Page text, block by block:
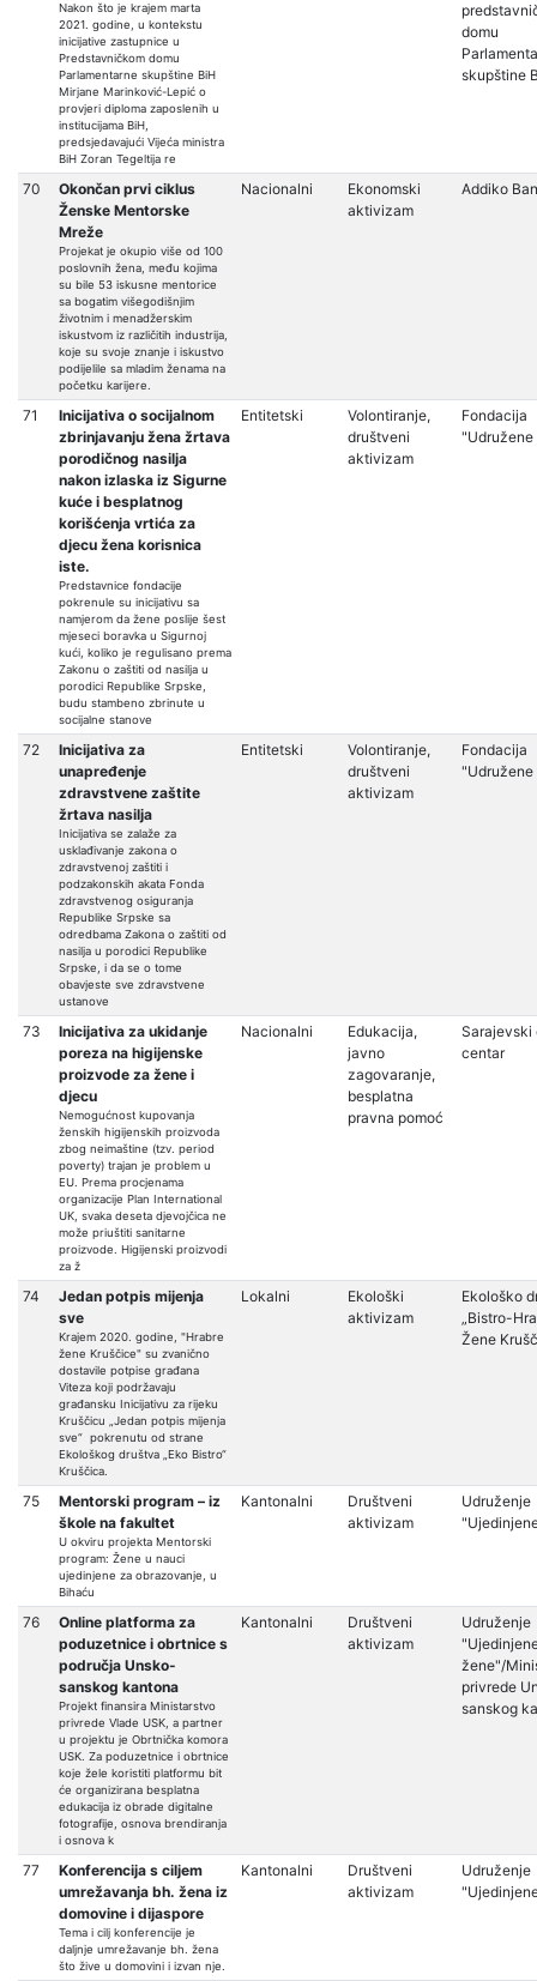
Nakon što je krajem marta
2021. godine, u kontekstu
inicijative zastupnice u
Predstavničkom domu
Parlamentarne skupštine BiH
Mirjane Marinković-Lepić o
provjeri diploma zaposlenih u
institucijama BiH,
predsjedavajući Vijeća ministra
BiH Zoran Tegeltija re
domu
skupštine
70
Okončan prvi ciklus
Ženske Mentorske
Mreže
Projekat je okupio više od 100
poslovnih žena, među kojima
su bile 53 iskusne mentorice
sa bogatim višegodišnjim
životnim i menadžerskim
iskustvom iz različitih industrija,
koje su svoje znanje i iskustvo
podijelile sa mladim ženama na
početku karijere.
Nacionalni
Ekonomski
aktivizam
Addiko
71
Inicijativa o socijalnom
zbrinjavanju žena žrtava
porodičnog nasilja
nakon izlaska iz Sigurne
kuće i besplatnog
korišćenja vrtića za
djecu žena korisnica
iste.
Predstavnice fondacije
pokrenule su inicijativu sa
namjerom da žene poslije šest
mjeseci boravka u Sigurnoj
kući, koliko je regulisano prema
Zakonu o zaštiti od nasilja u
porodici Republike Srpske,
budu stambeno zbrinute u
socijalne stanove
Entitetski
Volontiranje,
društveni
aktivizam
Fondacija
72
Inicijativa za
unapređenje
zdravstvene zaštite
žrtava nasilja
Inicijativa se zalaže za
usklađivanje zakona o
zdravstvenoj zaštiti i
podzakonskih akata Fonda
zdravstvenog osiguranja
Republike Srpske sa
odredbama Zakona o zaštiti od
nasilja u porodici Republike
Srpske, i da se o tome
obavjeste sve zdravstvene
ustanove
Entitetski
Volontiranje,
društveni
aktivizam
Fondacija
73
Inicijativa za ukidanje
poreza na higijenske
proizvode za žene i
djecu
Nemogućnost kupovanja
ženskih higijenskih proizvoda
zbog neimaštine (tzv. period
poverty) trajan je problem u
EU. Prema procjenama
organizacije Plan International
UK, svaka deseta djevojčica ne
može priuštiti sanitarne
proizvode. Higijenski proizvodi
za ž
Nacionalni
Edukacija,
javno
zagovaranje,
besplatna
pravna pomoć
Sarajevski
centar
74
Jedan potpis mijenja
sve
Krajem 2020. godine, "Hrabre
žene Kruščice" su zvanično
dostavile potpise građana
Viteza koji podržavaju
građansku Inicijativu za rijeku
Kruščicu „Jedan potpis mijenja
sve“ pokrenutu od strane
Ekološkog društva „Eko Bistro“
Kruščica.
Lokalni
Ekološki
aktivizam
Ekološko
„Bistro-
Žene
75
Mentorski program – iz
škole na fakultet
U okviru projekta Mentorski
program: Žene u nauci
ujedinjene za obrazovanje, u
Bihaću
Kantonalni
Društveni
aktivizam
Udruženje
76
Online platforma za
poduzetnice i obrtnice s
područja Unsko-
sanskog kantona
Projekt finansira Ministarstvo
privrede Vlade USK, a partner
u projektu je Obrtnička komora
USK. Za poduzetnice i obrtnice
koje žele koristiti platformu bit
će organizirana besplatna
edukacija iz obrade digitalne
fotografije, osnova brendiranja
i osnova k
Kantonalni
Društveni
aktivizam
Udruženje
žene"/
privrede
sanskog
77
Konferencija s ciljem
umrežavanja bh. žena iz
domovine i dijaspore
Tema i cilj konferencije je
daljnje umrežavanje bh. žena
što žive u domovini i izvan nje.
Kantonalni
Društveni
aktivizam
Udruženje